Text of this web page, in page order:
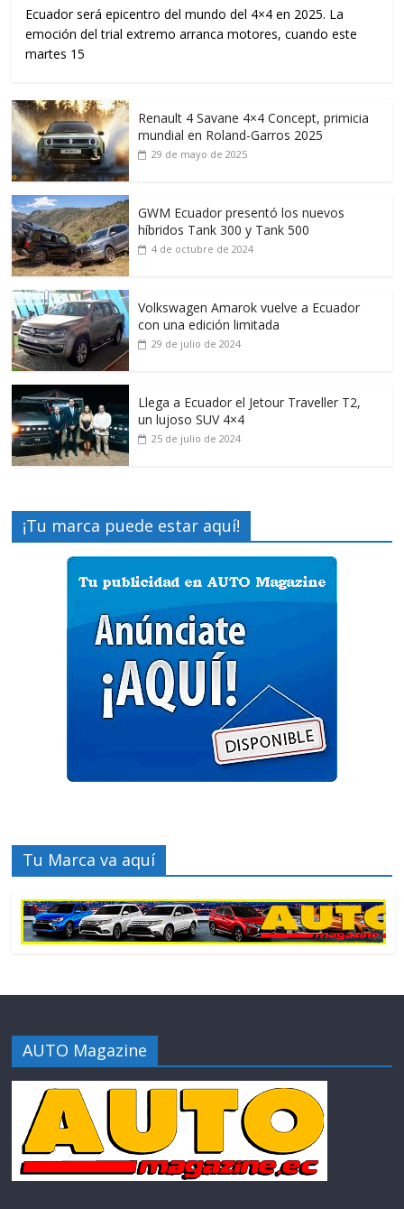
Ecuador será epicentro del mundo del 4×4 en 2025. La
emoción del trial extremo arranca motores, cuando este
martes 15
Renault 4 Savane 4×4 Concept, primicia
mundial en Roland-Garros 2025
29 de mayo de 2025
GWM Ecuador presentó los nuevos
híbridos Tank 300 y Tank 500
4 de octubre de 2024
Volkswagen Amarok vuelve a Ecuador
con una edición limitada
29 de julio de 2024
Llega a Ecuador el Jetour Traveller T2,
un lujoso SUV 4×4
25 de julio de 2024
¡Tu marca puede estar aquí!
Tu Marca va aquí
AUTO Magazine